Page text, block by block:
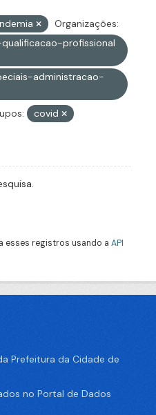
Organizações:
profissional
administracao-
covid
esses registros usando a API
Prefeitura da Cidade de
no Portal de Dados